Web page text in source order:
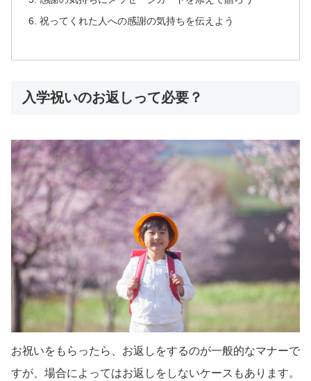
祝ってくれた人への感謝の気持ちを伝えよう
入学祝いのお返しって必要？
お祝いをもらったら、お返しをするのが一般的なマナーで
すが、場合によってはお返しをしないケースもあります。